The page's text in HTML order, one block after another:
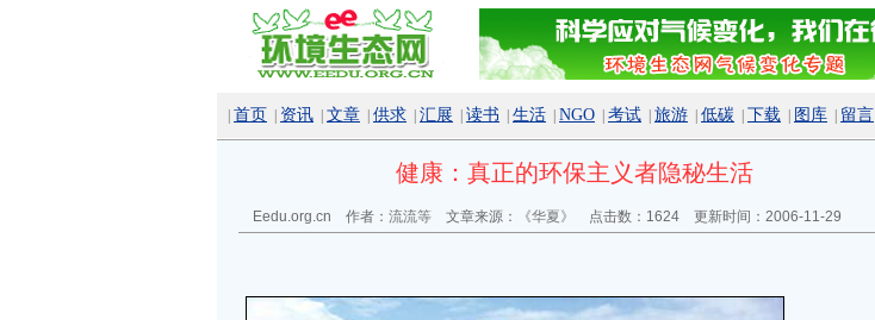
首页 资讯 文章 供求 汇展 读书 生活 NGO 考试 旅游 低碳 下载 图库 留言
健康：真正的环保主义者隐秘生活
Eedu.org.cn 作者： 流流等 文章来源： 《华夏》 点击数： 1624 更新时间：2006-11-29